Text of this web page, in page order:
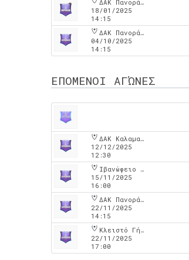
ΔΑΚ Πανοράματος
18/01/2025
14:15
ΔΑΚ Πανοράματος
04/10/2025
14:15
ΕΠΟΜΕΝΟΙ ΑΓΏΝΕΣ
ΔΑΚ Καλαμαριάς
12/12/2025
12:30
Ιβανώφειο Κλειστό Γυμναστήριο
15/11/2025
16:00
ΔΑΚ Πανοράματος
22/11/2025
14:15
Κλειστό Γήπεδο Νέου Ρυσιου
22/11/2025
17:00